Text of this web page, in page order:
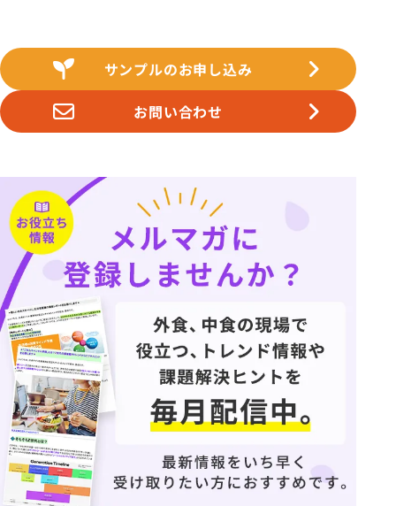
サンプルのお申し込み
お問い合わせ